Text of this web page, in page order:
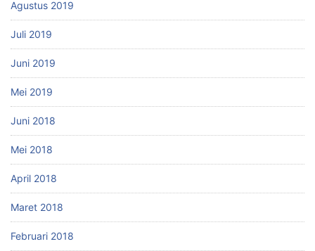
Agustus 2019
Juli 2019
Juni 2019
Mei 2019
Juni 2018
Mei 2018
April 2018
Maret 2018
Februari 2018